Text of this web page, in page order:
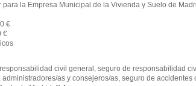
la Empresa Municipal de la Vivienda y Suelo de
€
€
civil general, seguro de responsabilidad
as y consejeros/as, seguro de accidentes